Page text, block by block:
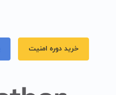
خرید دوره امنیت